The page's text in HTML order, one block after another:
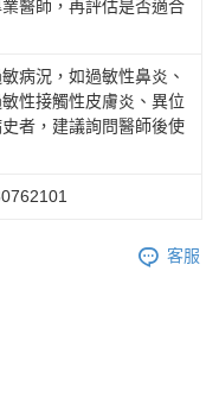
醫師，再評估是否適合
病況，如過敏性鼻炎、
性接觸性皮膚炎、異位
者，建議詢問醫師後使
客服